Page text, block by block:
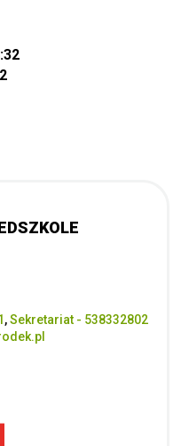
,Sekretariat - 538332802